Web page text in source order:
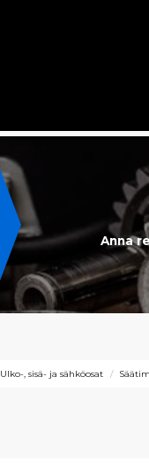
Anna
Ulko-, sisä- ja sähköosat